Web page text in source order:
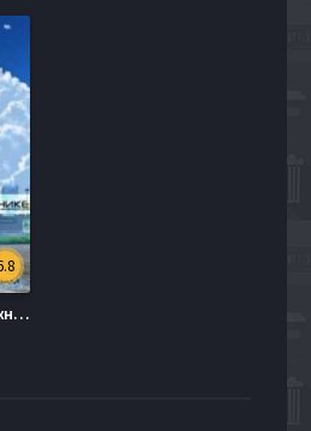
Записки о робототехнике (2012)